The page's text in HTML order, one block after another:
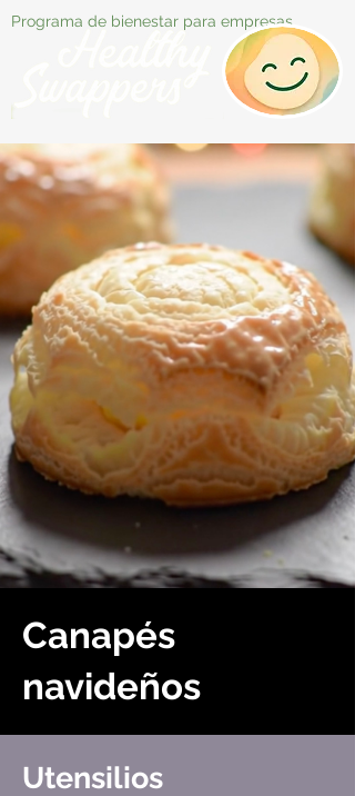
Programa de bienestar para empresas
Canapés
navideños
Utensilios